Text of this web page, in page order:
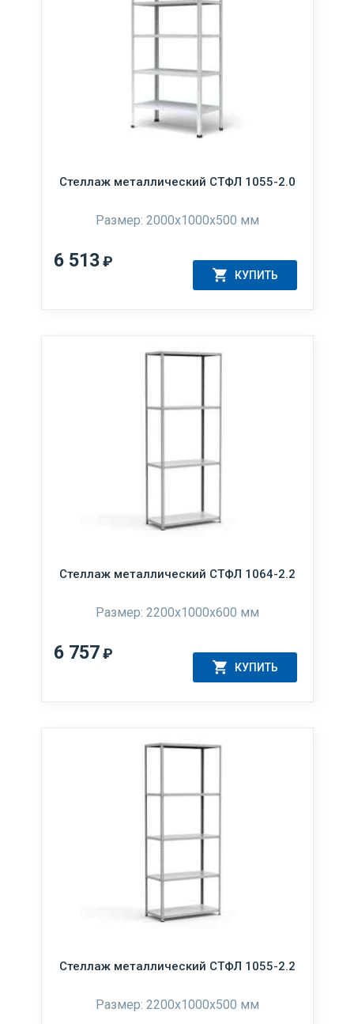
Стеллаж металлический СТФЛ 1055-2.0
Размер: 2000x1000x500 мм
6 513₽
КУПИТЬ
Стеллаж металлический СТФЛ 1064-2.2
Размер: 2200x1000x600 мм
6 757₽
КУПИТЬ
Стеллаж металлический СТФЛ 1055-2.2
Размер: 2200x1000x500 мм